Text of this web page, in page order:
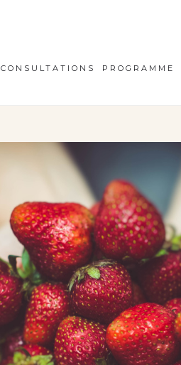
CONSULTATIONS PROGRAMME